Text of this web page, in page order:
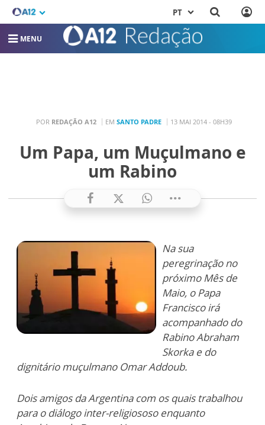
PT
MENU
POR REDAÇÃO A12 EM SANTO PADRE 13 MAI 2014 - 08H39
Um Papa, um Muçulmano e
um Rabino
Na sua
peregrinação no
próximo Mês de
Maio, o Papa
Francisco irá
acompanhado do
Rabino Abraham
Skorka e do
dignitário muçulmano Omar Addoub.
Dois amigos da Argentina com os quais trabalhou
para o diálogo inter-religiososo enquanto